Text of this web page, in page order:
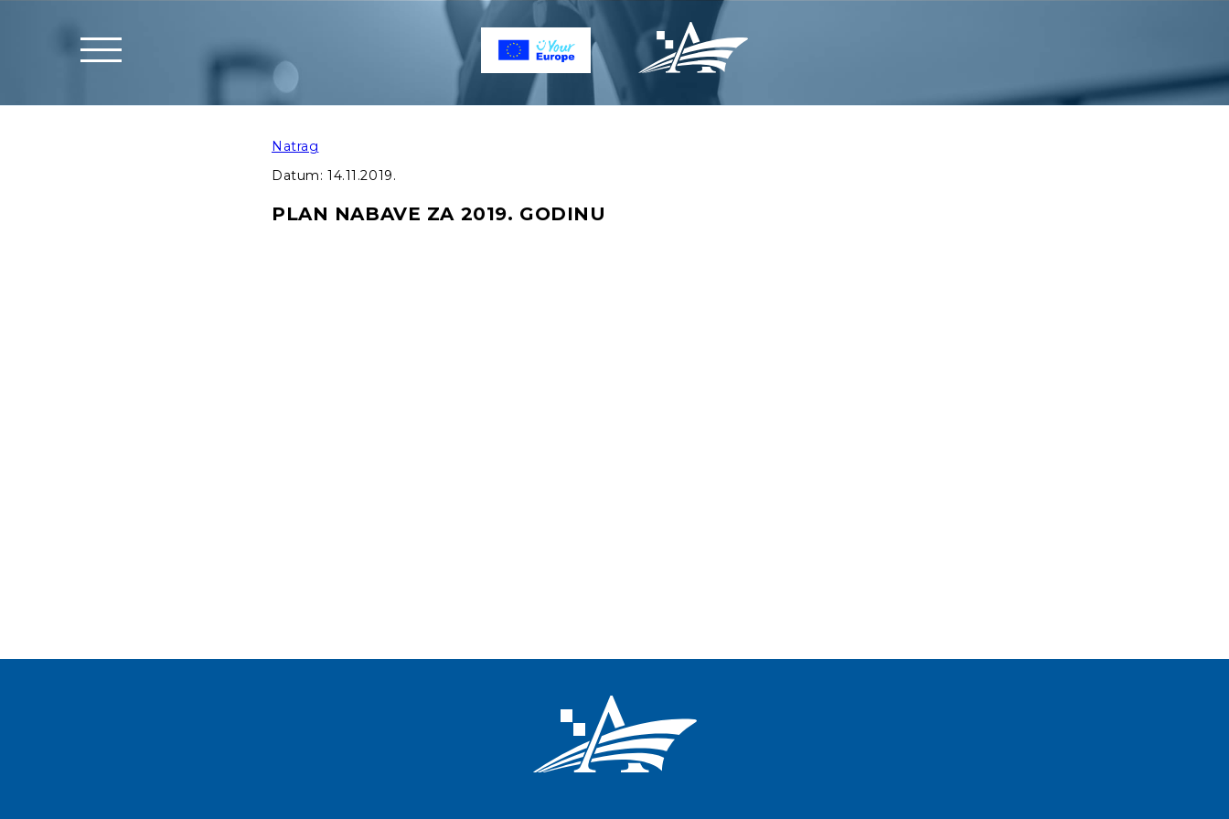
Natrag
Datum: 14.11.2019.
PLAN NABAVE ZA 2019. GODINU